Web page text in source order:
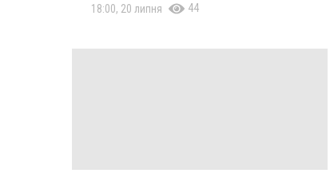
18:00, 20 липня 44